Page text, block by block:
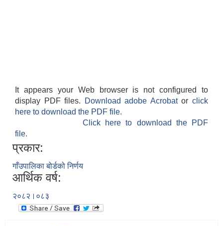
It appears your Web browser is not configured to
display PDF files.
Download adobe Acrobatorclick
here to download the PDF file.
Click here to download the PDF
file.
प्रकार:
गाँउपालिका बोर्डको निर्णय
आर्थिक वर्ष:
२०८२।०८३